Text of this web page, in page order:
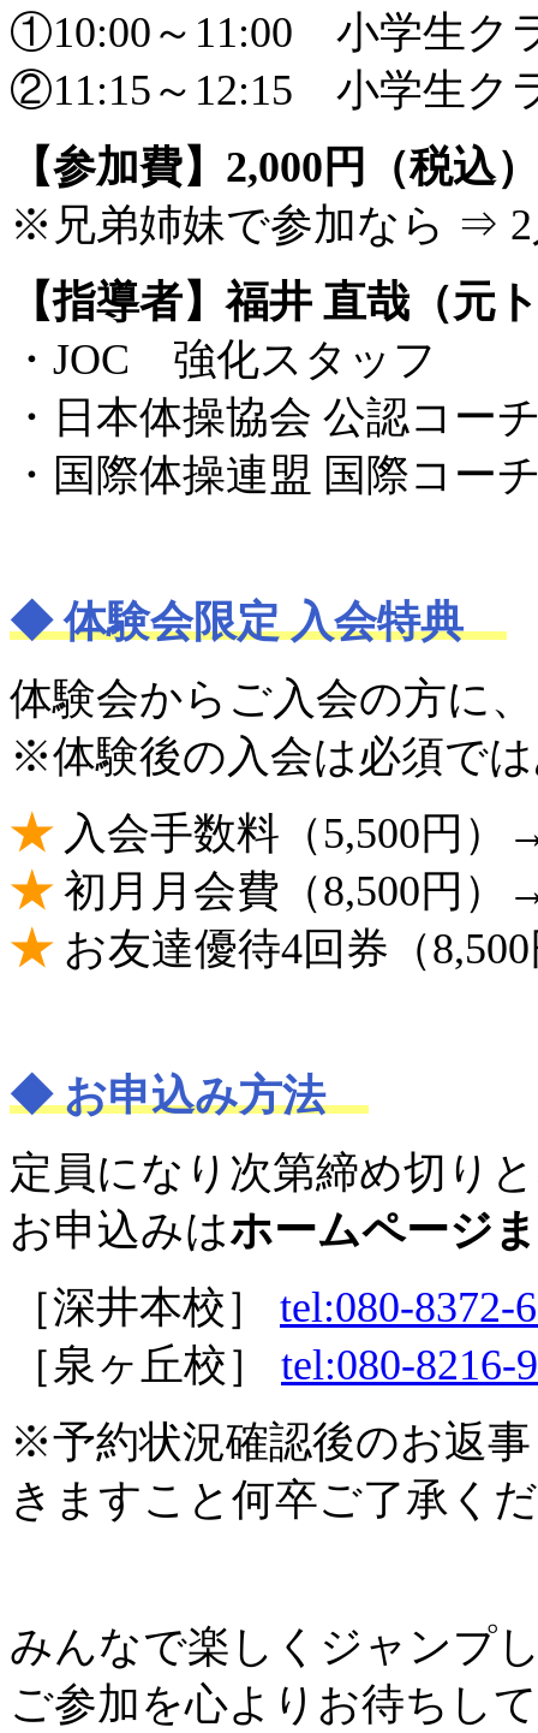
①10:00～11:00 小学生ク
②11:15～12:15 小学生ク
【参加費】 2,000円（税込）
※兄弟姉妹で参加なら ⇒ 2
【指導者】福井 直哉（元
・JOC 強化スタッフ
・日本体操協会 公認コー
・国際体操連盟 国際コー
◆ 体験会限定 入会特典
体験会からご入会の方に
※体験後の入会は必須で
★ 入会手数料（5,500円
★ 初月月会費（8,500円
★ お友達優待4回券（
◆ お申込み方法
定員になり次第締め切り
お申込みはホームページ
［深井本校］ tel:080-8372-
［泉ヶ丘校］ tel:080-8216-
※予約状況確認後のお返
きますこと何卒ご了承く
みんなで楽しくジャンプ
ご参加を心よりお待ちし